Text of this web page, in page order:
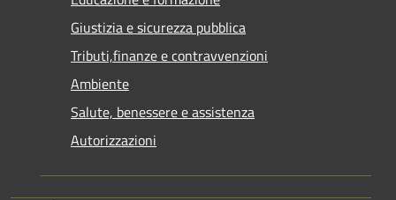
Giustizia e sicurezza pubblica
Tributi,finanze e contravvenzioni
Ambiente
Salute, benessere e assistenza
Autorizzazioni